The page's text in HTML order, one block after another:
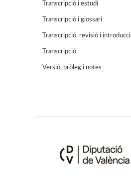
Transcripció i estudi
Transcripció i glossari
Transcripció, revisió i
Transcripció
Versió, pròleg i notes